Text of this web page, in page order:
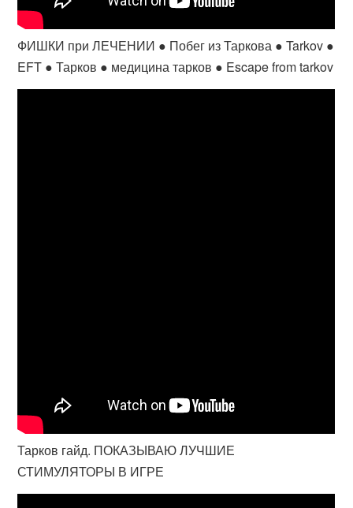
ФИШКИ при ЛЕЧЕНИИ ● Побег из Таркова ● Tarkov ●
EFT ● Тарков ● медицина тарков ● Escape from tarkov
Тарков гайд. ПОКАЗЫВАЮ ЛУЧШИЕ
СТИМУЛЯТОРЫ В ИГРЕ